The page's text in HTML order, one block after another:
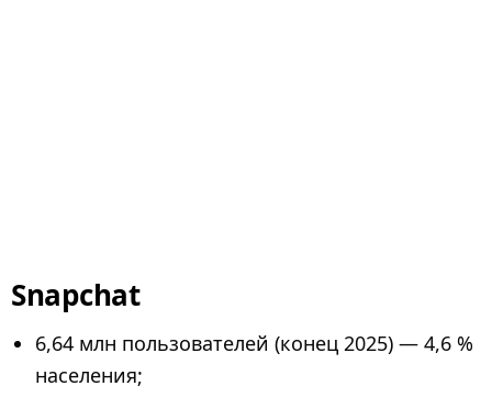
Snapchat
6,64 млн пользователей (конец 2025) — 4,6 %
населения;